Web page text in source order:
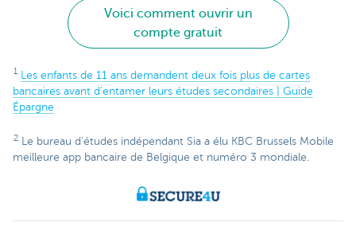
Voici comment ouvrir un
compte gratuit
1 Les enfants de 11 ans demandent deux fois plus de cartes
bancaires avant d'entamer leurs études secondaires | Guide
Épargne
2 Le bureau d'études indépendant Sia a élu KBC Brussels Mobile
meilleure app bancaire de Belgique et numéro 3 mondiale.